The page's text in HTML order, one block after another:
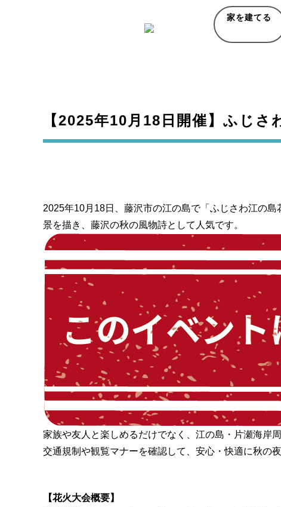
家を建てる
【2025年10月18日開催】ふじ
2025年10月18日、藤沢市の江の島で「ふじさわ江の
景を描き、藤沢の秋の風物詩として人気です。
家族や友人と楽しめるだけでなく、江の島・片瀬海岸
交通規制や観覧マナーを確認して、安心・快適に秋の
【花火大会概要】